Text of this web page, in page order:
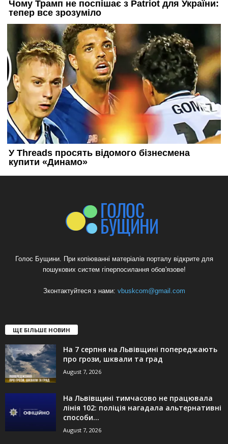
Голос Бущини. При копіюванні матеріалів порталу відкрите для
пошукових систем гіперпосилання обов'язове!
Зконтактуйтеся з нами: vbuskcom@gmail.com
ЩЕ БІЛЬШЕ НОВИН
На 7 серпня на Львівщині попереджають
про грози, шквали та град
August 7, 2026
На Львівщині тимчасово не працювала
лінія 102: поліція нагадала альтернативні
способи...
August 7, 2026